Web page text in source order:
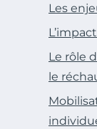
Les
Le rôle
le